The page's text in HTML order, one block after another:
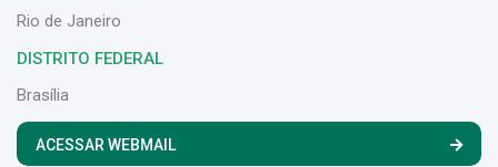
Rio de Janeiro
DISTRITO FEDERAL
Brasília
ACESSAR WEBMAIL